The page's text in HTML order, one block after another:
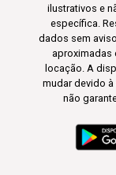
ilustrativos e
específica.
dados sem
aproximadas
locação. A
mudar devido
não